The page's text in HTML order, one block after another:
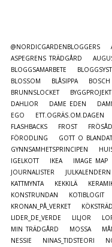
@NORDICGARDENBLOGGERS
ASPEGRENS TRÄDGÅRD
BLOGGSAMARBETE
BLOSSOM
BLÅSIPPA BOSCH
BRUNNSLOCKET
BYGGPROJEKT
DAHLIOR
DAME EDEN
EGO
ETT.OGRÄS.OM.DAGEN
FLASHBACKS
FROST
FÖRODLING
GOTT O BLANDAT
GYNNSAMHETSPRINCIPEN
IGELKOTT
IKEA IMAGE MAP
JOURNALISTER
KATTMYNTA
KEKKILÄ
KONSTRUNDAN
KOTIBLOGIT
KRONAN_PÅ_VERKET
LIDER_DE_VERDE
LILJOR
MIN TRÄDGÅRD
MOSSA
NESSIE
NINAS_TIDSTEORI